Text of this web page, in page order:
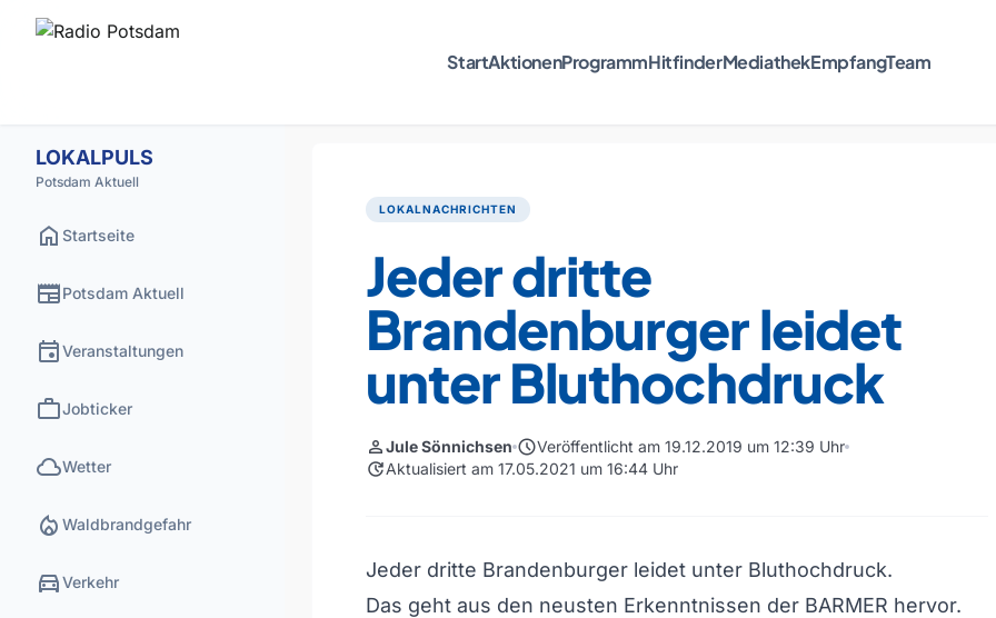
StartAktionenProgrammHitfinderMediathekEmpfangTeam
LOKALPULS
Potsdam Aktuell
home Startseite
newspaperPotsdam Aktuell
eventVeranstaltungen
workJobticker
cloudWetter
local_fire_department Waldbrandgefahr
directions_carVerkehr
LOKALNACHRICHTEN
Jeder dritte
Brandenburger leidet
unter Bluthochdruck
personJule Sönnichsen scheduleVeröffentlicht am 19.12.2019 um 12:39 Uhr
updateAktualisiert am 17.05.2021 um 16:44 Uhr
Jeder dritte Brandenburger leidet unter Bluthochdruck.
Das geht aus den neusten Erkenntnissen der BARMER hervor.